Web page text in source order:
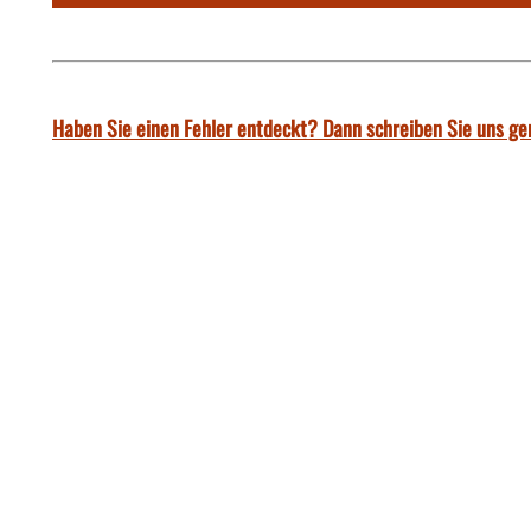
Haben Sie einen Fehler entdeckt? Dann schreiben Sie uns